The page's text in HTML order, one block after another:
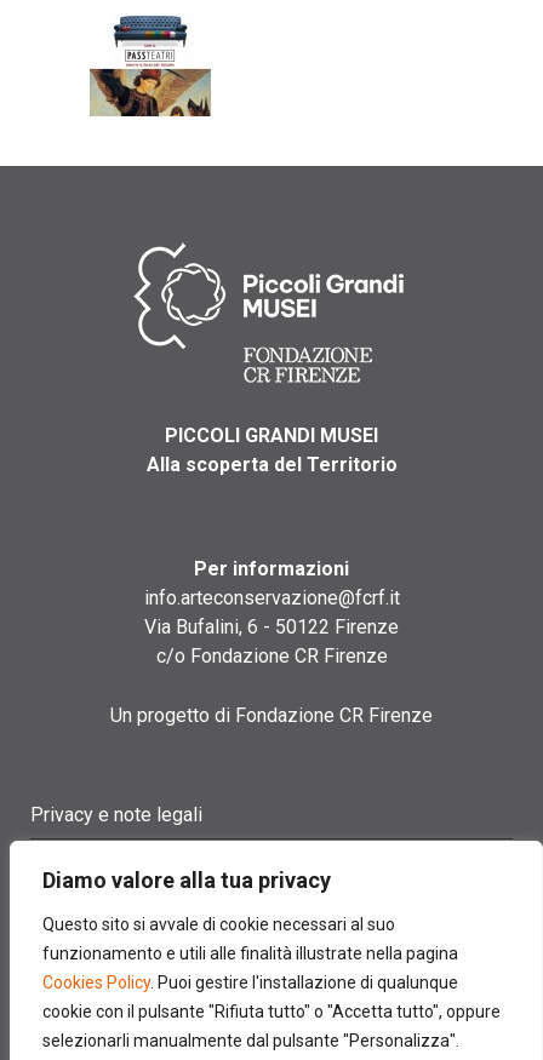
Diamo valore alla tua privacy
Questo sito si avvale di cookie necessari al suo
funzionamento e utili alle finalità illustrate nella pagina
Cookies Policy. Puoi gestire l'installazione di qualunque
cookie con il pulsante "Rifiuta tutto" o "Accetta tutto", oppure
selezionarli manualmente dal pulsante "Personalizza".
PICCOLI GRANDI MUSEI
Alla scoperta del Territorio
Per informazioni
info.arteconservazione@fcrf.it
Via Bufalini, 6 - 50122 Firenze
c/o Fondazione CR Firenze
Un progetto di Fondazione CR Firenze
Privacy e note legali
Cookie policy
Contatti